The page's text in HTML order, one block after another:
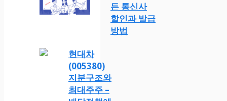
든 통신사
할인과 발급
방법
현대차
(005380)
지분구조와
최대주주 –